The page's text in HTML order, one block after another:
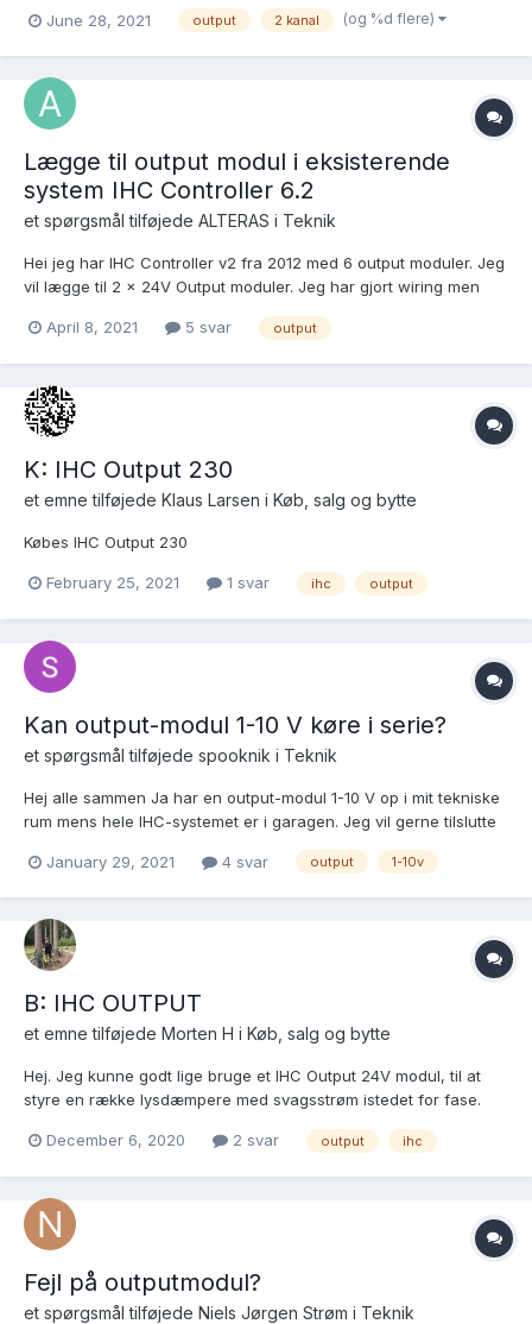
æske.. Pris kr. 800,- stk Så er der 3 dimmere der har været brugt
June 28, 2021 output 2 kanal (og %d flere)
Lægge til output modul i eksisterende
system IHC Controller 6.2
et spørgsmål tilføjede ALTERAS i Teknik
Hei jeg har IHC Controller v2 fra 2012 med 6 output moduler. Jeg
vil lægge til 2 x 24V Output moduler. Jeg har gjort wiring men
noe vis?
April 8, 2021 5 svar output
K: IHC Output 230
et emne tilføjede Klaus Larsen i Køb, salg og bytte
Købes IHC Output 230
February 25, 2021 1 svar ihc output
Kan output-modul 1-10 V køre i serie?
et spørgsmål tilføjede spooknik i Teknik
Hej alle sammen Ja har en output-modul 1-10 V op i mit tekniske
rum mens hele IHC-systemet er i garagen. Jeg vil gerne tilslutte
trække nyt kabel til hvert nye modul? Tak & god weekend
January 29, 2021 4 svar output 1-10v
B: IHC OUTPUT
et emne tilføjede Morten H i Køb, salg og bytte
Hej. Jeg kunne godt lige bruge et IHC Output 24V modul, til at
styre en række lysdæmpere med svagsstrøm istedet for fase.
modul i overskud. Alder ukendt, men alle 8 udgange virker som
December 6, 2020 2 svar output ihc
Fejl på outputmodul?
et spørgsmål tilføjede Niels Jørgen Strøm i Teknik